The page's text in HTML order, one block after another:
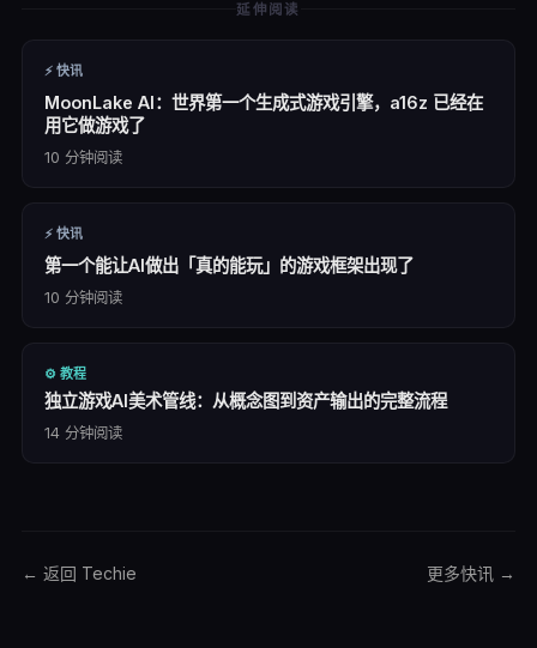
延伸阅读
⚡ 快讯
MoonLake AI：世界第一个生成式游戏引擎，a16z 已经在
用它做游戏了
10 分钟阅读
⚡ 快讯
第一个能让AI做出「真的能玩」的游戏框架出现了
10 分钟阅读
⚙️ 教程
独立游戏AI美术管线：从概念图到资产输出的完整流程
14分钟阅读
← 返回 Techie 更多快讯 →